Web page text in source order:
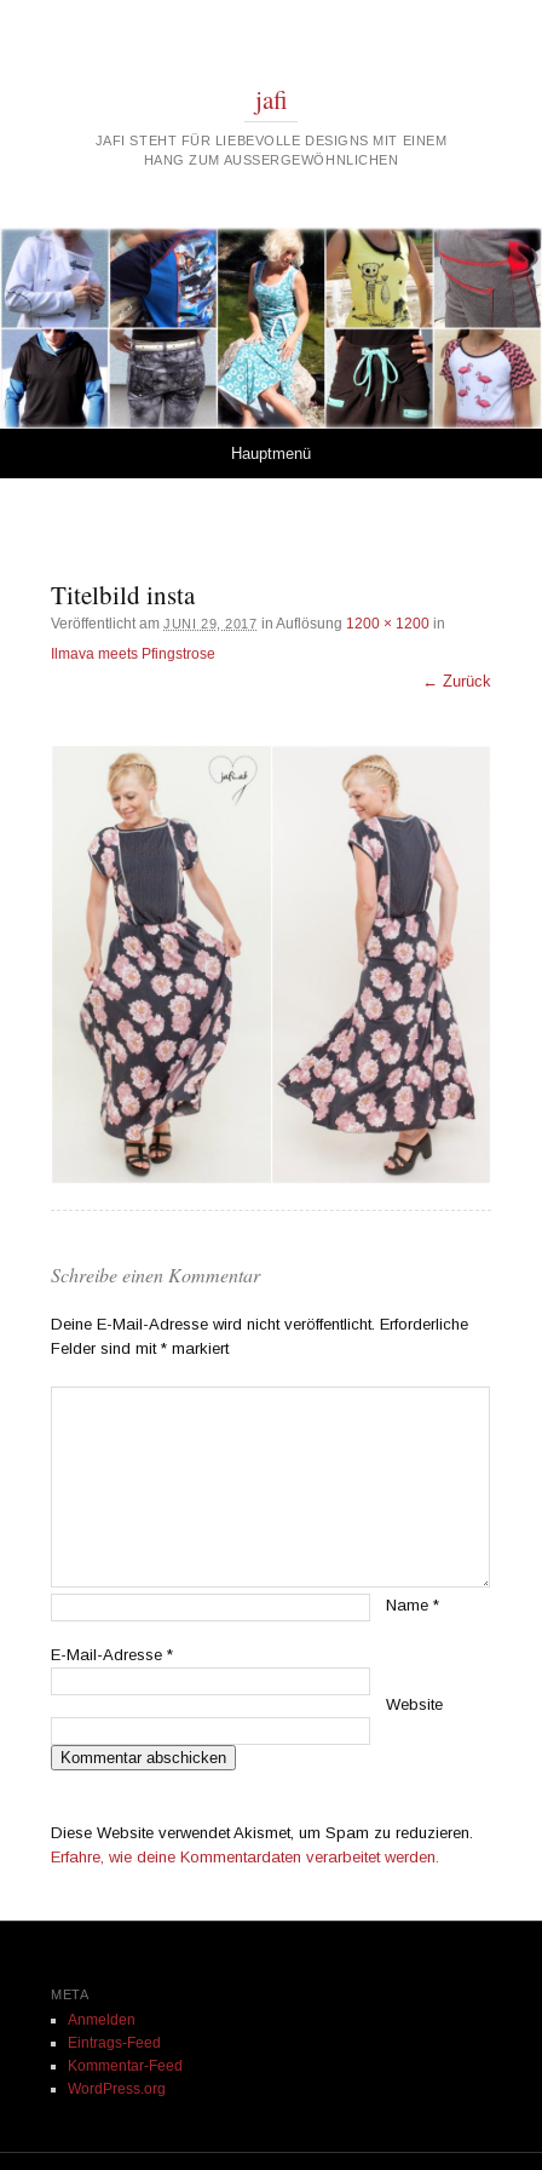
jafi
JAFI STEHT FÜR LIEBEVOLLE DESIGNS MIT EINEM
HANG ZUM AUSSERGEWÖHNLICHEN
Hauptmenü
Titelbild insta
Veröffentlicht amJUNI 29, 2017 in Auflösung 1200 × 1200in
Ilmava meets Pfingstrose
← Zurück
Schreibe einen Kommentar
Deine E-Mail-Adresse wird nicht veröffentlicht. Erforderliche
Felder sind mit* markiert
Name*
E-Mail-Adresse*
Website
Diese Website verwendet Akismet, um Spam zu reduzieren.
Erfahre, wie deine Kommentardaten verarbeitet werden.
META
Anmelden
Eintrags-Feed
Kommentar-Feed
WordPress.org